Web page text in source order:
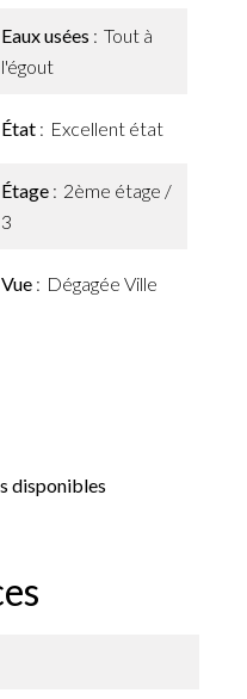
Eaux usées
Tout à
l'égout
État Excellent état
Étage
2ème étage /
3
Vue Dégagée Ville
disponibles